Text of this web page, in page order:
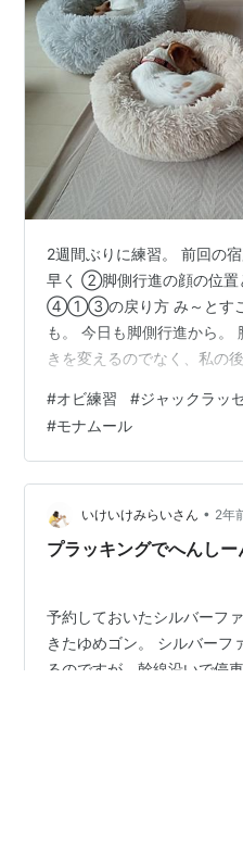
2週間ぶりに練習。 前回の
早く ②脚側行進の顔の位
④①③の戻り方 み～とすこ
も。 今日も脚側行進から。
きを変えるのでなく、私の
にして後で手を回転させる
善。次は停座ならその状態
した。 やり方は伏臥も停座
も同じです。練習あるのみ
それも教えてもらいました
らい放してもつ。 正面に座
#オビ練習 #ジャックラッ
#モナムール
いけいけみらいさん • 2年
プラッキングでへんしー